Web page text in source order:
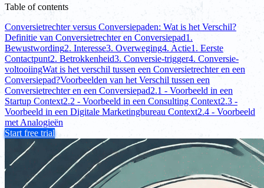
Table of contents
Conversietrechter versus Conversiepaden: Wat is het Verschil?
Definitie van Conversietrechter en Conversiepad1.
Bewustwording2. Interesse3. Overweging4. Actie1. Eerste
Contactpunt2. Betrokkenheid3. Conversie-trigger4. Conversie-
voltooiingWat is het verschil tussen een Conversietrechter en een
Conversiepad?Voorbeelden van het Verschil tussen een
Conversietrechter en een Conversiepad2.1 - Voorbeeld in een
Startup Context2.2 - Voorbeeld in een Consulting Context2.3 -
Voorbeeld in een Digitale Marketingbureau Context2.4 - Voorbeeld
met Analogieën
Start free trial